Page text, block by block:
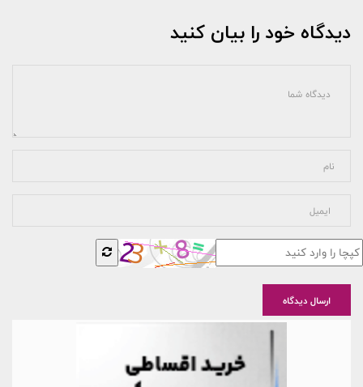
دیدگاه خود را بیان کنید
ارسال دیدگاه